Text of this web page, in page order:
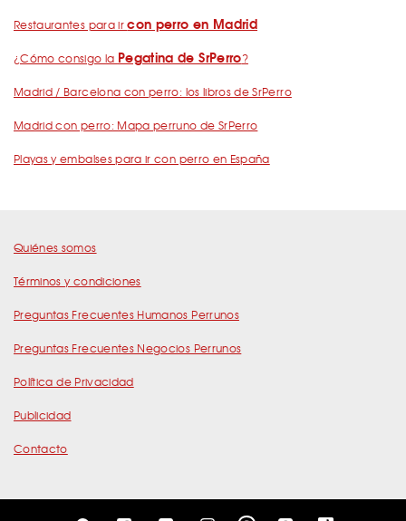
Restaurantes para ircon perro en Madrid
¿Cómo consigo la Pegatina de SrPerro?
Madrid / Barcelona con perro: los libros de SrPerro
Madrid con perro: Mapa perruno de SrPerro
Playas y embalses para ir con perro en España
Quiénes somos
Términos y condiciones
Preguntas Frecuentes Humanos Perrunos
Preguntas Frecuentes Negocios Perrunos
Política de Privacidad
Publicidad
Contacto